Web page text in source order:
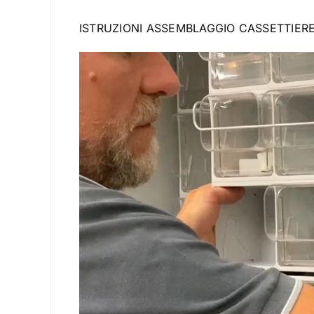
ISTRUZIONI ASSEMBLAGGIO
Video
Player